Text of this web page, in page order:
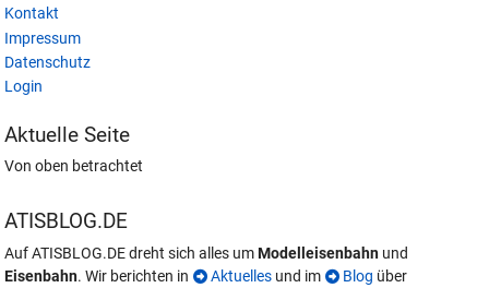
Kontakt
Impressum
Datenschutz
Login
Aktuelle Seite
Von oben betrachtet
ATISBLOG.DE
Auf ATISBLOG.DE dreht sich alles umModelleisenbahn und
Eisenbahn. Wir berichten in Aktuelles und im Blog über